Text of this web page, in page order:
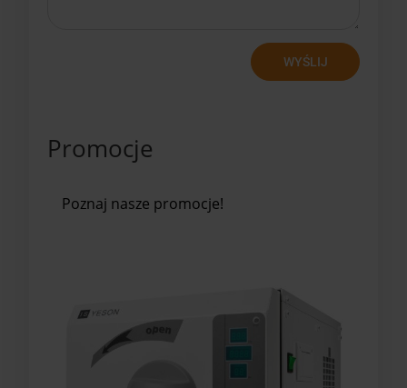
WYŚLIJ
Promocje
Poznaj nasze promocje!